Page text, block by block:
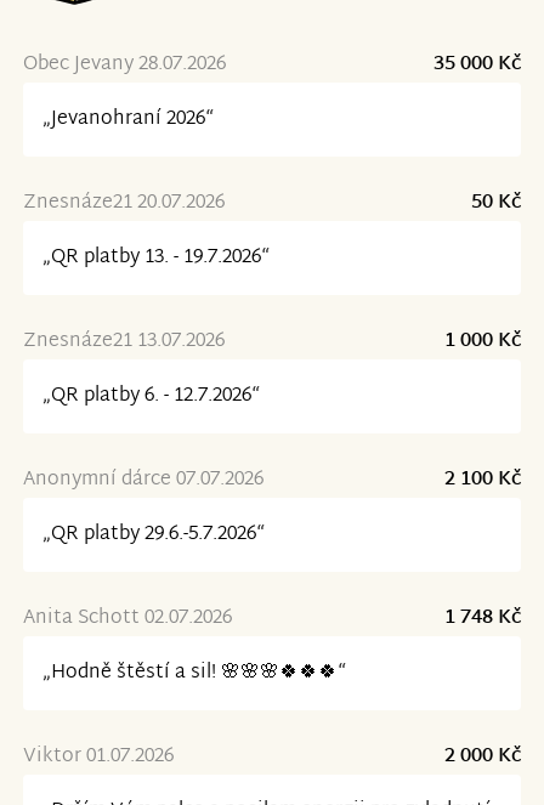
Obec Jevany 28.07.2026
35 000 Kč
„Jevanohraní 2026“
Znesnáze21 20.07.2026
50 Kč
„QR platby 13. - 19.7.2026“
Znesnáze21 13.07.2026
1 000 Kč
„QR platby 6. - 12.7.2026“
Anonymní dárce 07.07.2026
2 100 Kč
„QR platby 29.6.-5.7.2026“
Anita Schott 02.07.2026
1 748 Kč
„Hodně štěstí a sil! 🌸🌸🌸🍀🍀🍀“
Viktor 01.07.2026
2 000 Kč